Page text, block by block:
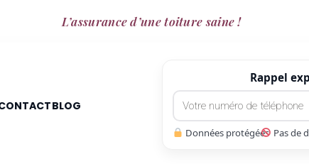
L’assurance d’une toiture saine !
BLOG
Rappel
Données protégées Pas de